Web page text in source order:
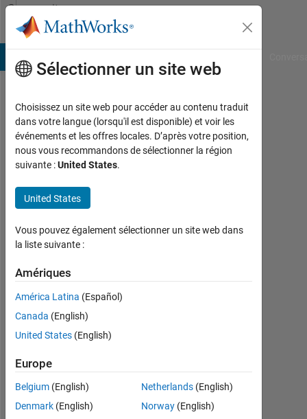
Passer au contenu
Community
Profile
GAURAV
RAJ
Last
environ
6 ans il
|
depuis
2020
Followers:
0
Follow
Sélectionner un site web
Choisissez un site web pour accéder au contenu traduit
dans votre langue (lorsqu'il est disponible) et voir les
événements et les offres locales. D’après votre position,
nous vous recommandons de sélectionner la région
suivante :United States.
United States
Vous pouvez également sélectionner un site web dans
la liste suivante :
Amériques
América Latina (Español)
Canada (English)
United States (English)
Europe
Belgium (English)
Denmark (English)
Netherlands(English)
Norway(English)